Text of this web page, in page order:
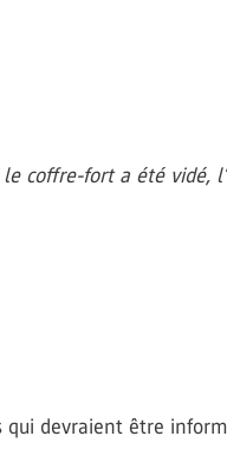
coffre-fort a été vidé,
qui devraient être